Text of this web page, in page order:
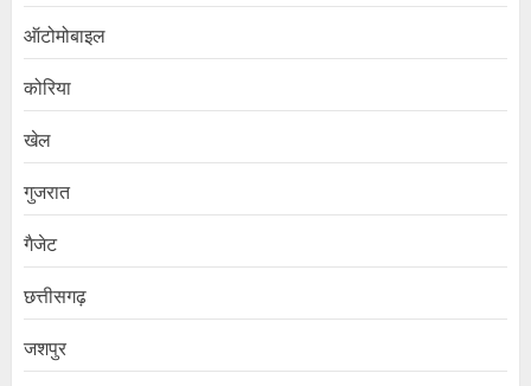
ऑटोमोबाइल
कोरिया
खेल
गुजरात
गैजेट
छत्तीसगढ़
जशपुर